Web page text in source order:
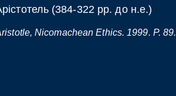
(384-322 рр. до н.е.)
Nicomachean Ethics. 1999. P. 89.